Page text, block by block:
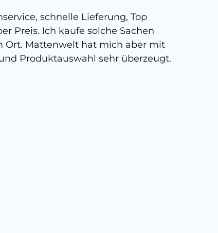
schnelle Lieferung, Top
Preis. Ich kaufe solche Sachen
Ort. Mattenwelt hat mich aber mit
Produktauswahl sehr überzeugt.